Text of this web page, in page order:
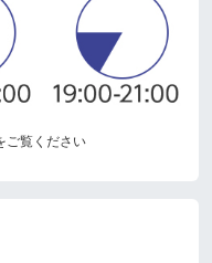
ご覧ください